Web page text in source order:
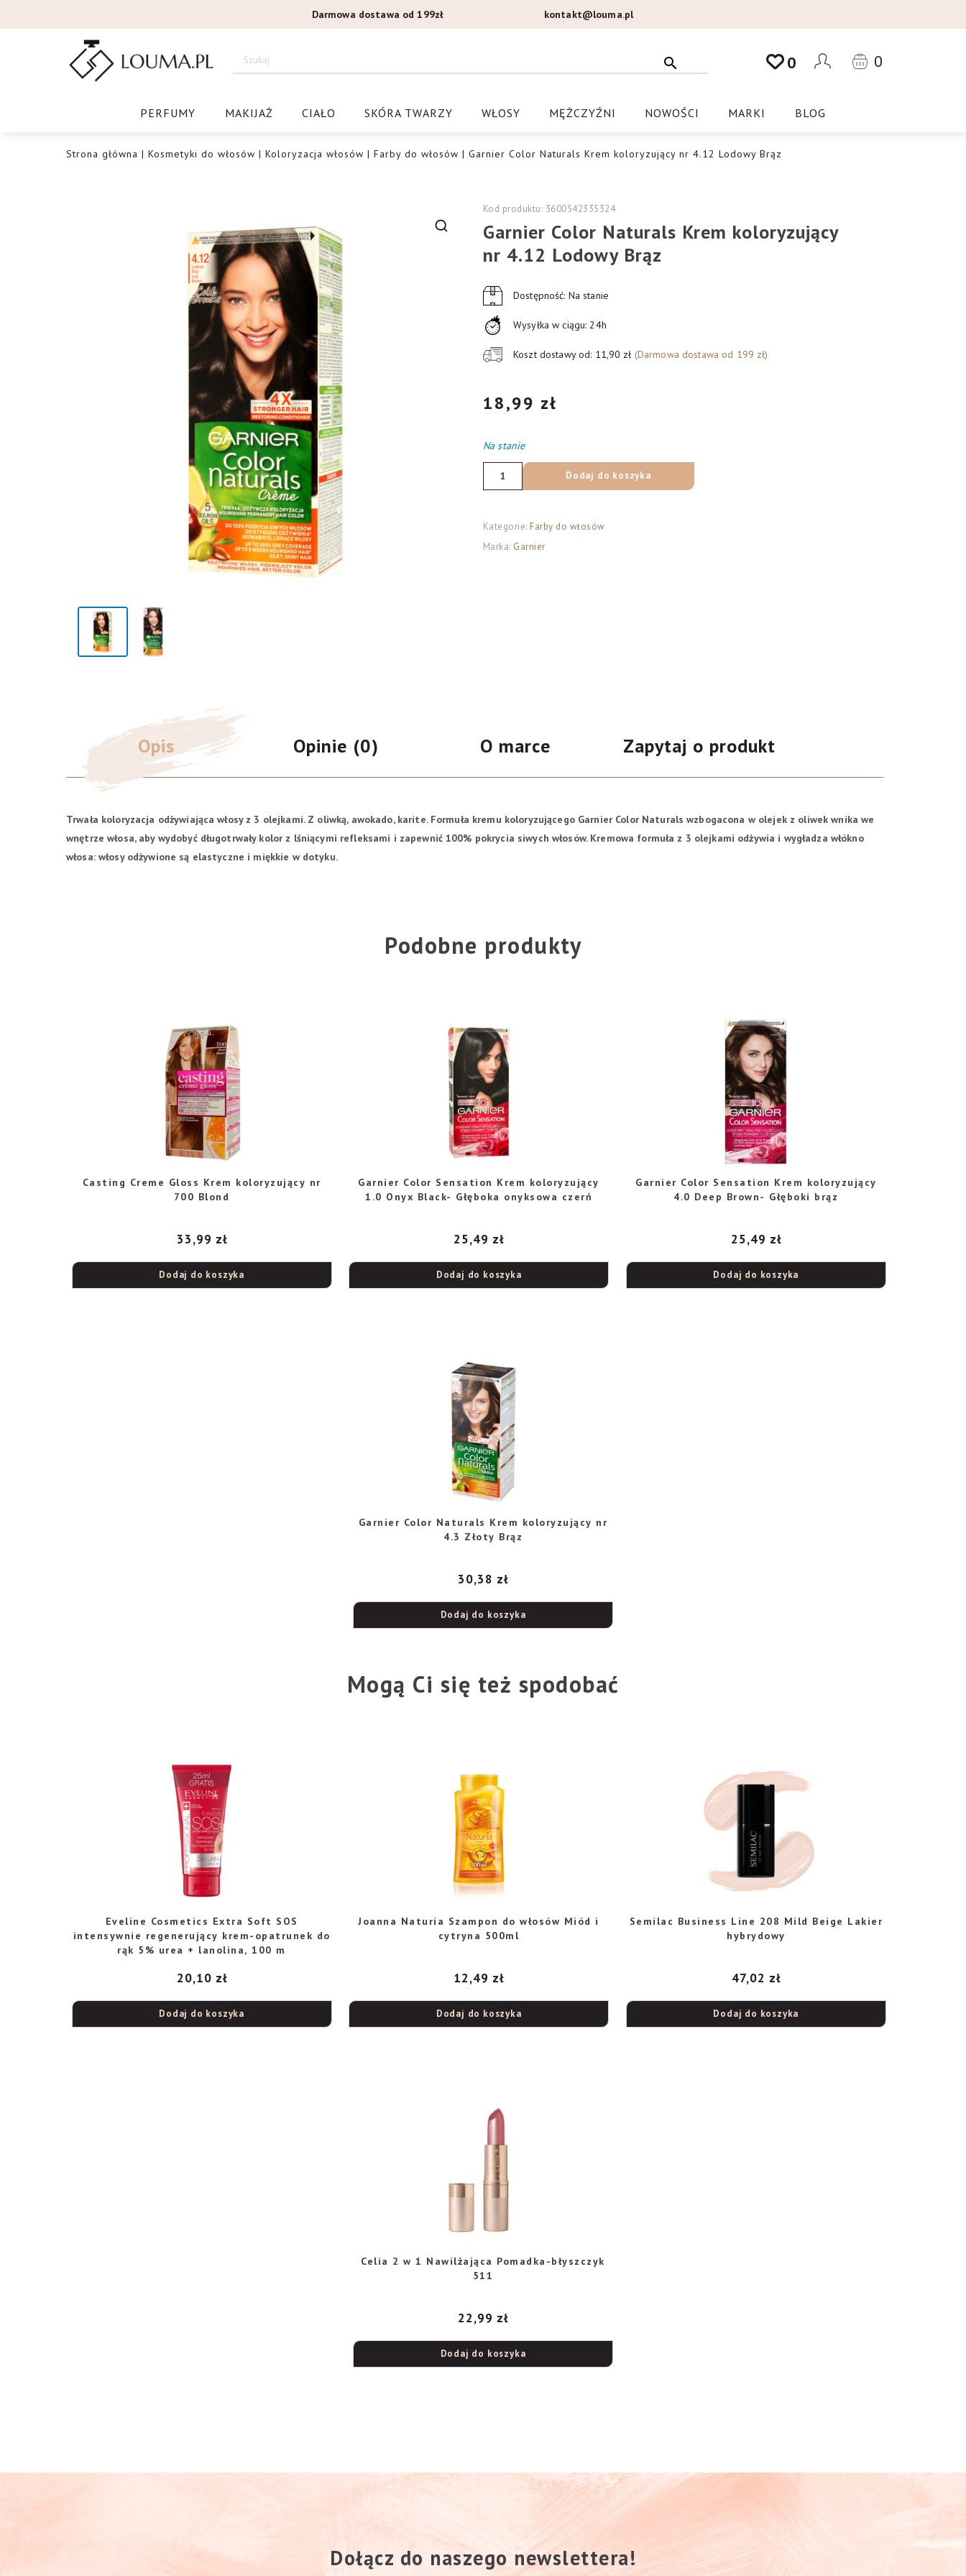
do
Darmowa dostawa od 199zł kontakt@louma.pl
Drogeria Louma.pl 0 0
PERFUMY MAKIJAŻ CIAŁO SKÓRA TWARZY WŁOSY MĘŻCZYŹNI NOWOŚCI MARKI BLOG
Strona główna | Kosmetyki do włosów | Koloryzacja włosów | Farby do włosów | Garnier Color Naturals Krem koloryzujący nr 4.12 Lodowy Brąz
Kod produktu: 3600542335324
Garnier Color Naturals Krem koloryzujący
nr 4.12 Lodowy Brąz
Dostępność: Na stanie
Wysyłka w ciągu: 24h
Koszt dostawy od: 11,90 zł (Darmowa dostawa od 199 zł)
18,99 zł
Na stanie
ilość
Garnier
Naturals
Krem
Dodaj do koszyka
Kategorie: Farby do włosów
Marka: Garnier
Opis Opinie (0) O marce Zapytaj o produkt
Trwała koloryzacja odżywiająca włosy z 3 olejkami.Z oliwką, awokado, karite.Formuła kremu koloryzującego Garnier Color Naturals wzbogacona w olejek z oliwek wnika we
wnętrze włosa, aby wydobyć długotrwały kolor z lśniącymi refleksami i zapewnić 100% pokrycia siwych włosów. Kremowa formuła z 3 olejkami odżywia i wygładza włókno
włosa: włosy odżywione są elastyczne i miękkie w dotyku.
Podobne produkty
Casting Creme Gloss Krem koloryzujący nr
700 Blond
33,99 zł
Dodaj do koszyka
Garnier Color Sensation Krem koloryzujący
1.0 Onyx Black- Głęboka onyksowa czerń
25,49 zł
Dodaj do koszyka
Garnier Color Sensation Krem koloryzujący
4.0 Deep Brown- Głęboki brąz
25,49 zł
Dodaj do koszyka
Garnier Color Naturals Krem koloryzujący nr
4.3 Złoty Brąz
30,38 zł
Dodaj do koszyka
Mogą Ci się też spodobać
Eveline Cosmetics Extra Soft SOS
intensywnie regenerujący krem-opatrunek do
rąk 5% urea + lanolina, 100 m
20,10 zł
Dodaj do koszyka
Joanna Naturia Szampon do włosów Miód i
cytryna 500ml
12,49 zł
Dodaj do koszyka
Semilac Business Line 208 Mild Beige Lakier
hybrydowy
47,02 zł
Dodaj do koszyka
Celia 2 w 1 Nawilżająca Pomadka-błyszczyk
511
22,99 zł
Dodaj do koszyka
Dołącz do naszego newslettera!